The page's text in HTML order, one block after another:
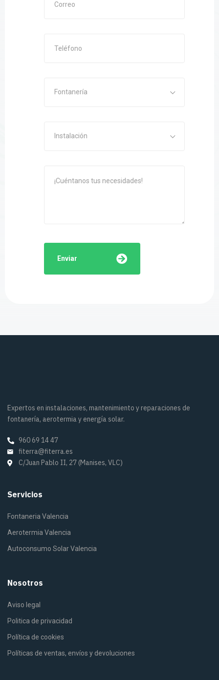
Fontanería
Instalación
Enviar
Expertos en instalaciones, mantenimiento y reparaciones de
fontanería, aerotermia y energía solar.
960 69 14 47
fiterra@fiterra.es
C/Juan Pablo II, 27 (Manises, VLC)
Servicios
Fontaneria Valencia
Aerotermia Valencia
Autoconsumo Solar Valencia
Nosotros
Aviso legal
Politica de privacidad
Política de cookies
Políticas de ventas, envíos y devoluciones